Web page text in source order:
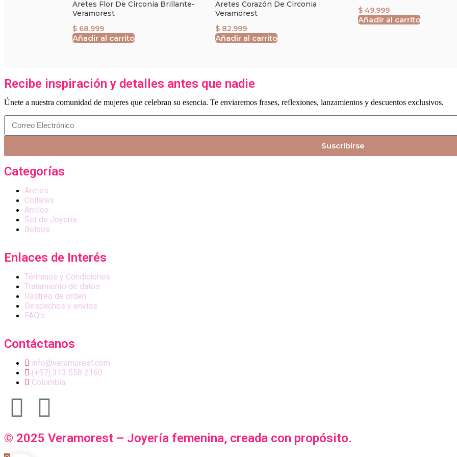
Aretes Flor De Circonia Brillante-
Veramorest
$ 68.999
Añadir al carrito
Aretes Corazón De Circonia
Veramorest
$ 82.999
Añadir al carrito
$ 49.999
Añadir al carrito
Recibe inspiración y detalles antes que nadie
Únete a nuestra comunidad de mujeres que celebran su esencia. Te enviaremos frases, reflexiones, lanzamientos y descuentos exclusivos.
Suscribirse
Categorías
Aretes
Collares
Anillos
Set de Joyería
Bolsos
Enlaces de Interés
Términos y Condiciones
Tratamiento de datos
Rastreo de orden
Despachos y envíos
FAQ's
Contáctanos
info@veramorest.com
(+57) 313 558 2160
Colombia
© 2025 Veramorest – Joyería femenina, creada con propósito.